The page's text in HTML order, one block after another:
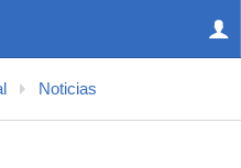
Noticias